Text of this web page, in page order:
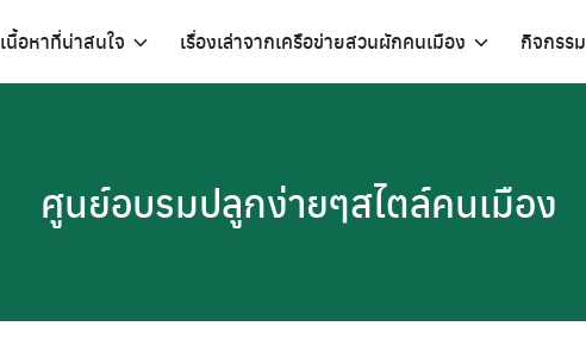
เนื้อหาที่น่าสนใจ เรื่องเล่าจากเครือข่ายสวนผักคนเมือง กิจกรรม
ศูนย์อบรมปลูกง่ายๆสไตล์คนเมือง